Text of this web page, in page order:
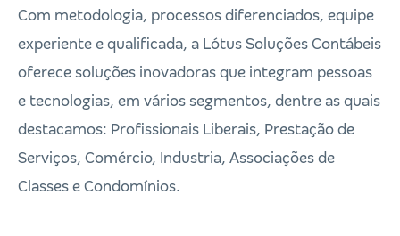
Com metodologia, processos diferenciados, equipe
experiente e qualificada, a Lótus Soluções Contábeis
oferece soluções inovadoras que integram pessoas
e tecnologias, em vários segmentos, dentre as quais
destacamos: Profissionais Liberais, Prestação de
Serviços, Comércio, Industria, Associações de
Classes e Condomínios.